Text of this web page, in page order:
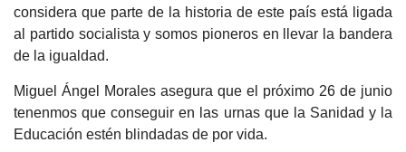
considera que parte de la historia de este país está ligada
al partido socialista y somos pioneros en llevar la bandera
de la igualdad.
Miguel Ángel Morales asegura que el próximo 26 de junio
tenenmos que conseguir en las urnas que la Sanidad y la
Educación estén blindadas de por vida.